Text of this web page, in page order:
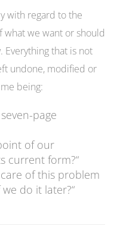
with regard to the
what we want or should
Everything that is not
undone, modified or
being:
page
of our
current form?“
of this problem
do it later?“